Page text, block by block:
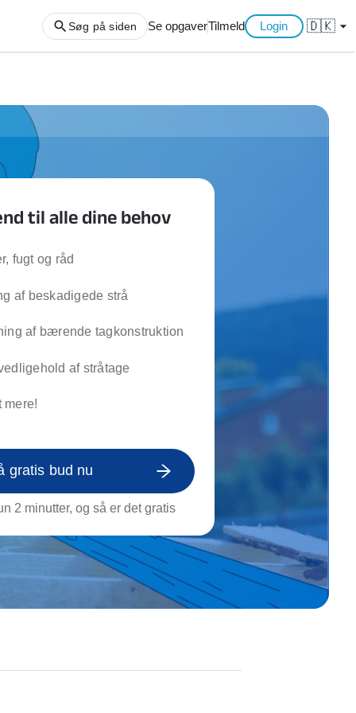
af haveaffald
af storskrald
hvidevarer
af tagrende
rengøring
Søg på siden Se opgaverTilmeld Login 🇩🇰 arrow_drop_down
til alle dine behov
fugt og råd
af beskadigede strå
af bærende tagkonstruktion
af stråtage
mere!
gratis bud nu
2 minutter, og så er det gratis